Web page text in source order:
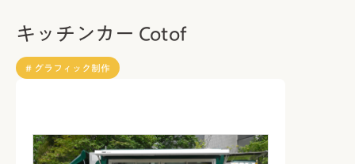
キッチンカー Cotof
# グラフィック制作